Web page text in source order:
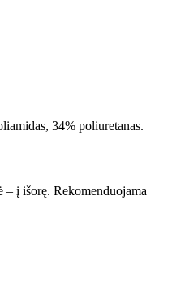
34% poliuretanas.
– į išorę. Rekomenduojama